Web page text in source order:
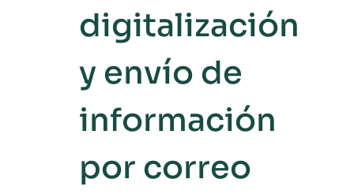
digitalización
y envío de
información
por correo